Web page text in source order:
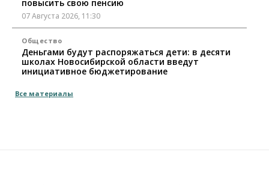
повысить свою пенсию
07 Августа 2026, 11:30
Общество
Деньгами будут распоряжаться дети: в десяти
школах Новосибирской области введут
инициативное бюджетирование
Все материалы